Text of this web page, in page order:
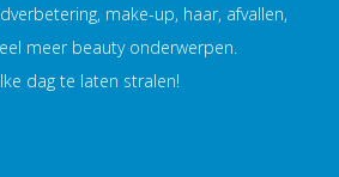
make-up, haar, afvallen,
meer beauty onderwerpen.
dag te laten stralen!